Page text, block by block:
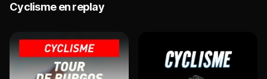
Cyclisme en replay